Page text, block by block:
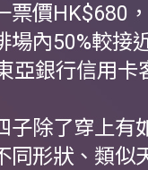
票價HK$680
場內50%較接
亞銀行信用卡
子除了穿上有
同形狀、類似